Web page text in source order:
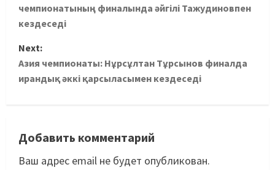
чемпионатының финалында әйгілі Тажудиновпен
кездеседі
Next:
Азия чемпионаты: Нұрсұлтан Тұрсынов финалда
ирандық әккі қарсыласымен кездеседі
Добавить комментарий
Ваш адрес email не будет опубликован.